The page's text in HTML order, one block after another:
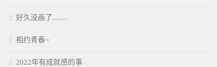
好久没画了……
相约青春~
2022年有成就感的事